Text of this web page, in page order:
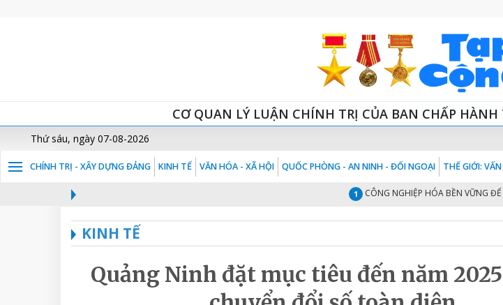
CƠ QUAN LÝ LUẬN CHÍNH TRỊ CỦA BAN CHẤP
Thứ sáu, ngày 07-08-2026
CHÍNH TRỊ - XÂY DỰNG ĐẢNG KINH TẾ VĂN HÓA - XÃ HỘI QUỐC PHÒNG - AN NINH - ĐỐI NGOẠI THẾ GIỚI:
CÔNG NGHIỆP HÓA BỀN VỮNG ĐỂ TIẾP
KINH TẾ
Quảng Ninh đặt mục tiêu đến năm